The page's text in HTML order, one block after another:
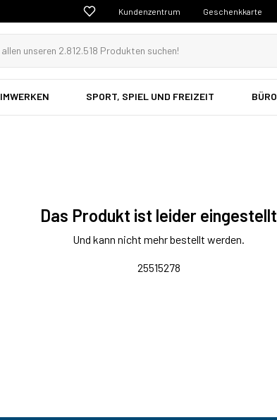
Kundenzentrum Geschenkkarte
SPORT, SPIEL UND FREIZEIT BÜRO
Das Produkt ist leider eingestellt
Und kann nicht mehr bestellt werden.
25515278